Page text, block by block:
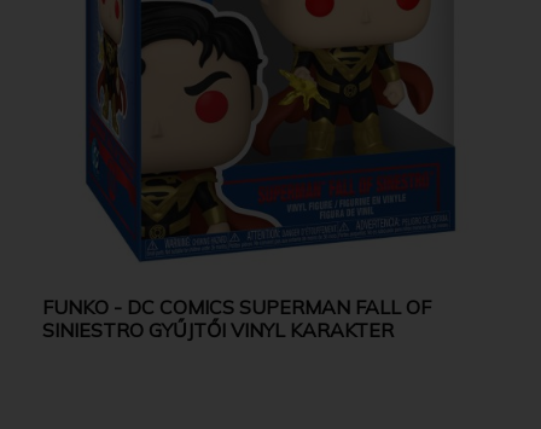
FUNKO - DC COMICS SUPERMAN FALL OF
SINIESTRO GYŰJTŐI VINYL KARAKTER